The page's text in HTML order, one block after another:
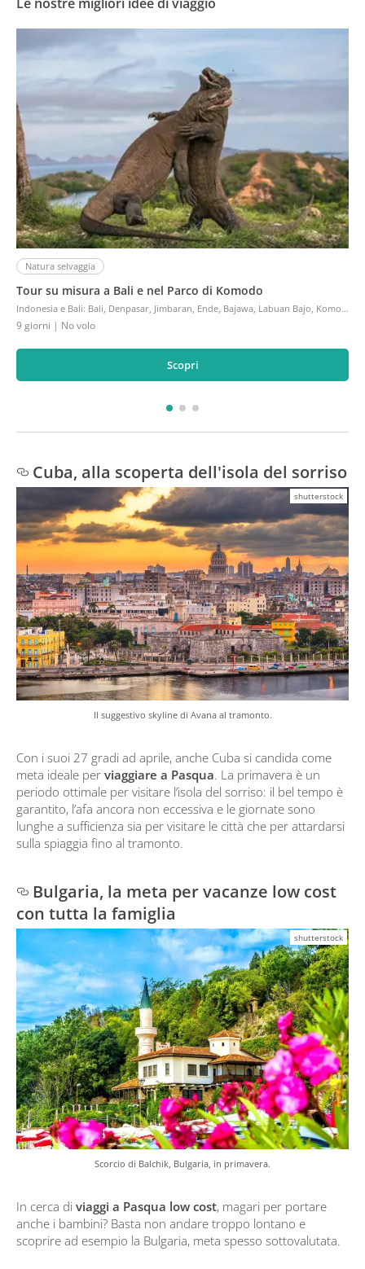
Natura selvaggia
Tour su misura a Bali e nel Parco di Komodo
Indonesia e Bali: Bali, Denpasar, Jimbaran, Ende, Bajawa, Labuan Bajo, Komodo, Sanur
9 giorni | No volo
Scopri
Cuba, alla scoperta dell'isola del sorriso
shutterstock
Il suggestivo skyline di Avana al tramonto.
Con i suoi 27 gradi ad aprile, anche Cuba si candida come
meta ideale per viaggiare a Pasqua. La primavera è un
periodo ottimale per visitare l’isola del sorriso: il bel tempo è
garantito, l’afa ancora non eccessiva e le giornate sono
lunghe a sufficienza sia per visitare le città che per attardarsi
sulla spiaggia fino al tramonto.
Bulgaria, la meta per vacanze low cost
con tutta la famiglia
shutterstock
Scorcio di Balchik, Bulgaria, in primavera.
In cerca di viaggi a Pasqua low cost, magari per portare
anche i bambini? Basta non andare troppo lontano e
scoprire ad esempio la Bulgaria, meta spesso sottovalutata.